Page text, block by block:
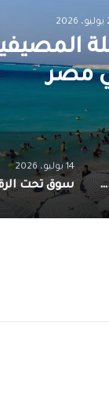
مصر
هندسة اجتماعية.. ماذا حققت الاستراتيجية الوطنية لحقوق الإنسان (2021-2026)؟
14 يوليو، 2026